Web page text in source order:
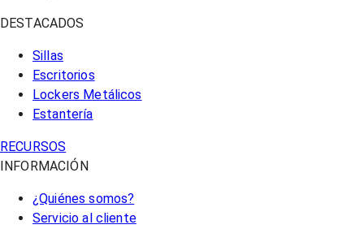
DESTACADOS
Sillas
Escritorios
Lockers Metálicos
Estantería
RECURSOS
INFORMACIÓN
¿Quiénes somos?
Servicio al cliente